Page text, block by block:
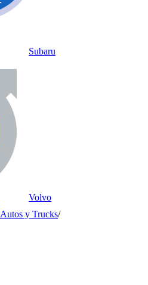
Subaru
Volvo
Autos y Trucks/